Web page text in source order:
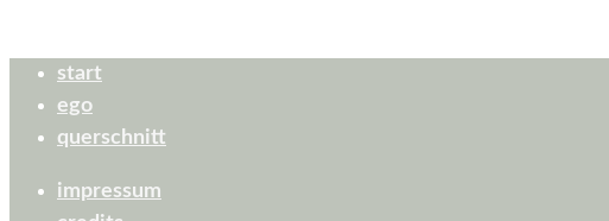
start
ego
querschnitt
impressum